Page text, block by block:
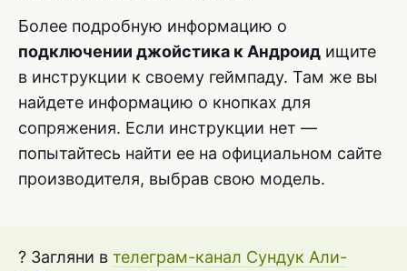
Более подробную информацию о
подключении джойстика к Андроид ищите
в инструкции к своему геймпаду. Там же вы
найдете информацию о кнопках для
сопряжения. Если инструкции нет —
попытайтесь найти ее на официальном сайте
производителя, выбрав свою модель.
? Загляни в телеграм-канал Сундук Али-